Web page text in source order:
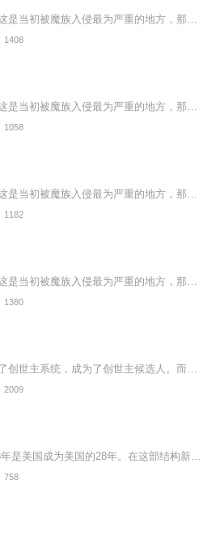
1408
1058
1182
1380
2009
758